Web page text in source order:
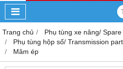
Trang chủ
Phụ tùng xe nâng/
Phụ tùng hộp số/ Transmission
Mâm ép